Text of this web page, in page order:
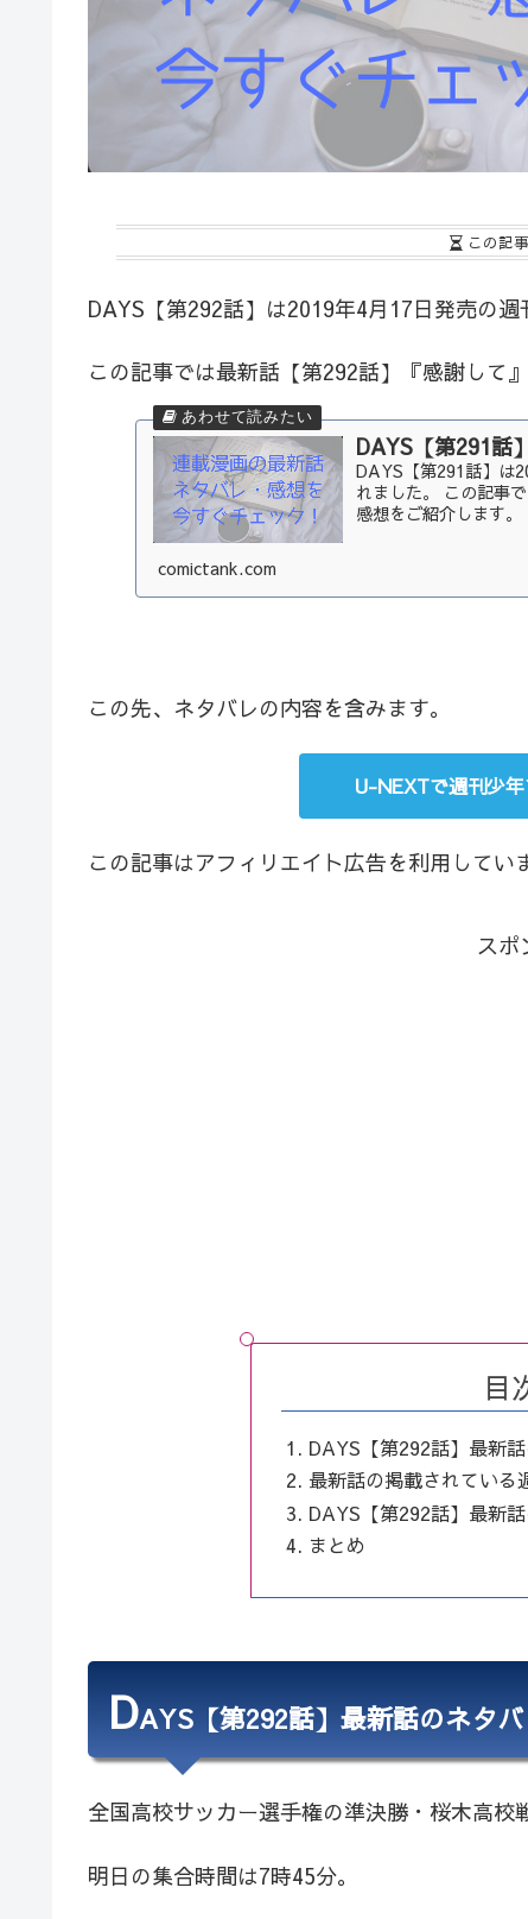
この記
DAYS【第292話】は2019年4月17日発売の
この記事では最新話【第292話】『感謝して
DAYS【第291話
DAYS【第291話】は
れました。 この記事
感想をご紹介します
comictank.com
この先、ネタバレの内容を含みます。
U-NEXTで週刊少
この記事はアフィリエイト広告を利用してい
スポ
目
DAYS【第292話】最新
最新話の掲載されている
DAYS【第292話】最新
まとめ
DAYS【第292話】最新話のネタ
全国高校サッカー選手権の準決勝・桜木高校
明日の集合時間は7時45分。